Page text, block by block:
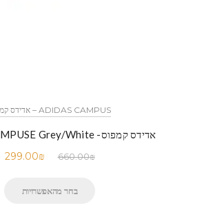
ADIDAS CAMPUS – אדידס קמפוס
אדידס קמפוס- ADIDAS CAMPUSE Grey/White
660.00₪
299.00₪
בחר מהאפשרויות